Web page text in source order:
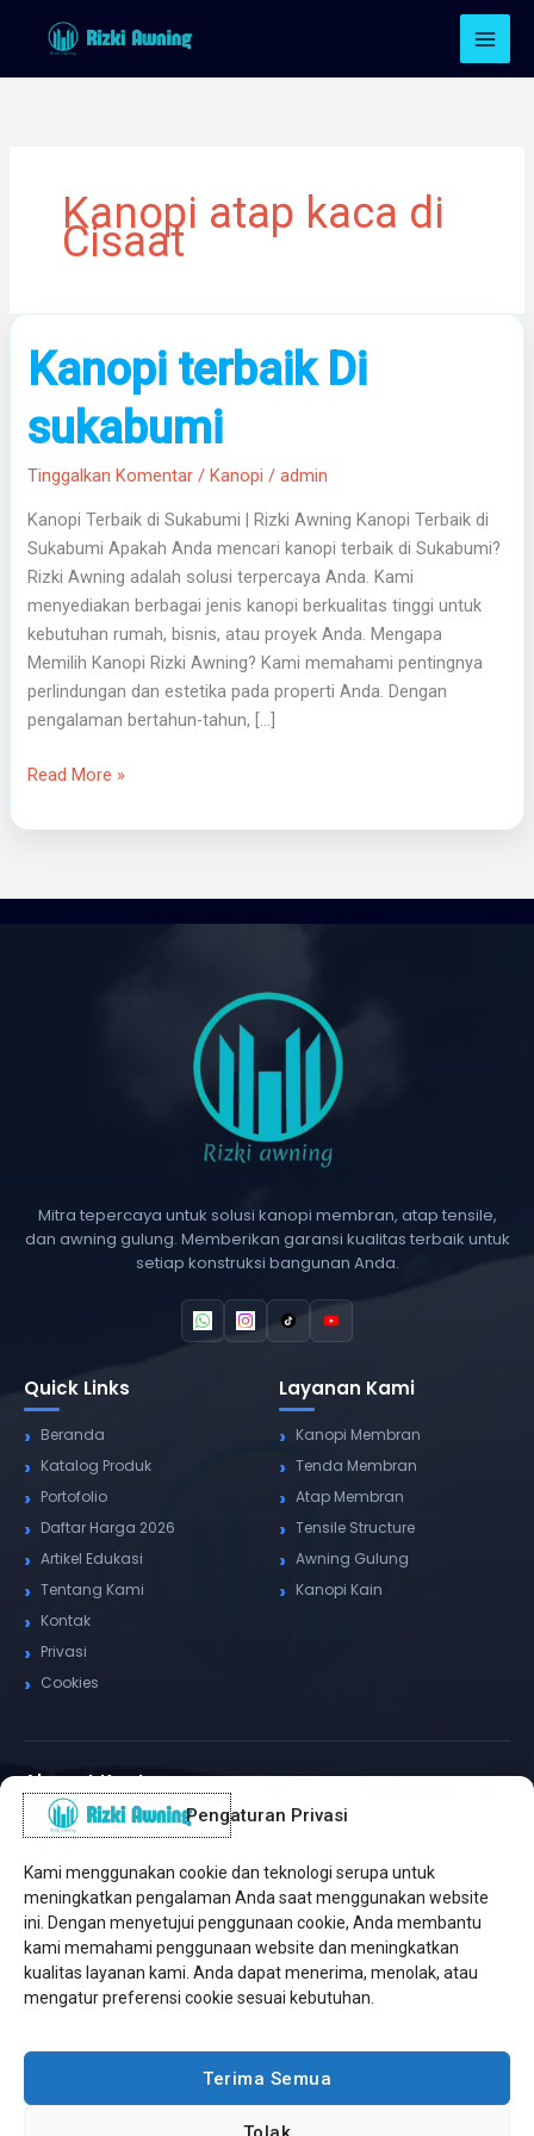
Pengaturan Privasi
Kami menggunakan cookie dan teknologi serupa untuk
meningkatkan pengalaman Anda saat menggunakan website
ini. Dengan menyetujui penggunaan cookie, Anda membantu
kami memahami penggunaan website dan meningkatkan
kualitas layanan kami. Anda dapat menerima, menolak, atau
mengatur preferensi cookie sesuai kebutuhan.
Terima Semua
Kanopi atap kaca di
Cisaat
Kanopi terbaik Di
sukabumi
Tinggalkan Komentar /Kanopi /admin
Kanopi Terbaik di Sukabumi | Rizki Awning Kanopi Terbaik di
Sukabumi Apakah Anda mencari kanopi terbaik di Sukabumi?
Rizki Awning adalah solusi terpercaya Anda. Kami
menyediakan berbagai jenis kanopi berkualitas tinggi untuk
kebutuhan rumah, bisnis, atau proyek Anda. Mengapa
Memilih Kanopi Rizki Awning? Kami memahami pentingnya
perlindungan dan estetika pada properti Anda. Dengan
pengalaman bertahun-tahun, […]
Kanopi
terbaik
Di
sukabumi
Read More »
Mitra tepercaya untuk solusi kanopi membran, atap tensile,
dan awning gulung. Memberikan garansi kualitas terbaik untuk
setiap konstruksi bangunan Anda.
Quick Links
Beranda
Katalog Produk
Portofolio
Daftar Harga 2026
Artikel Edukasi
Tentang Kami
Kontak
Privasi
Cookies
Layanan Kami
Kanopi Membran
Tenda Membran
Atap Membran
Tensile Structure
Awning Gulung
Kanopi Kain
Alamat Kantor
✆ WhatsApp / Telepon
Pusat Sukabumi
Sukamanis, Kadudampit, Sukabumi
Cabang Jakarta
Kembangan, Jakarta Barat
Sektor A3, Tangerang Selatan